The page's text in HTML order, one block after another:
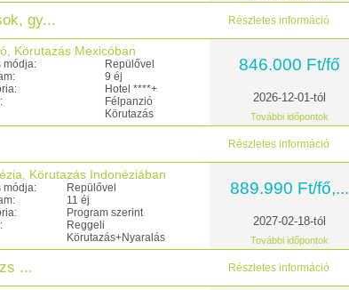
gy... Részletes információ
Körutazás Mexicóban
módja:
Repülővel
9 éj
Hotel ****+
Félpanzió
Körutazás
846.000 Ft/fő
2026-12-01-tól
További időpontok
Részletes információ
Körutazás Indonéziában
módja:
Repülővel
11 éj
Program szerint
Reggeli
Körutazás+Nyaralás
889.990 Ft/fő,...
2027-02-18-tól
További időpontok
... Részletes információ